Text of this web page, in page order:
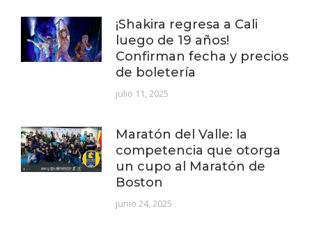
¡Shakira regresa a Cali
luego de 19 años!
Confirman fecha y precios
de boletería
julio 11, 2025
Maratón del Valle: la
competencia que otorga
un cupo al Maratón de
Boston
junio 24, 2025